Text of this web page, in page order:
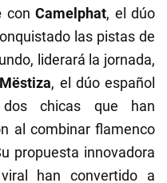
con Camelphat, el dúo
las pistas de
liderará la jornada,
Mëstiza, el dúo español
chicas que han
al combinar flamenco
propuesta innovadora
han convertido a